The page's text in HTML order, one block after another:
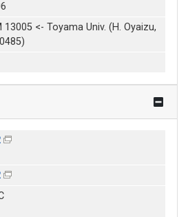
13005 <- Toyama Univ. (H. Oyaizu,